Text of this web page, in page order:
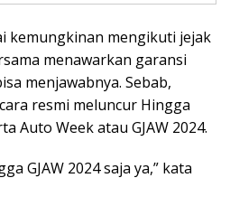
kemungkinan mengikuti jejak
menawarkan garansi
menjawabnya. Sebab,
resmi meluncur Hingga
Auto Week atau GJAW 2024.
GJAW 2024 saja ya,” kata